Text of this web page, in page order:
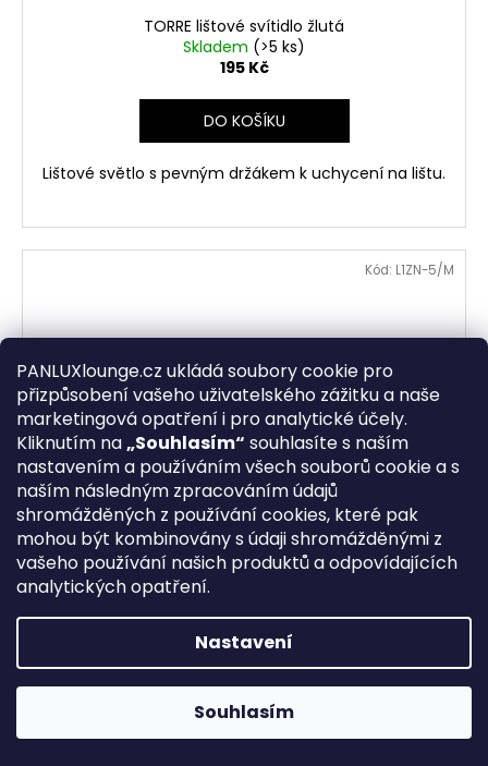
PANLUXlounge.cz ukládá soubory cookie pro
přizpůsobení vašeho uživatelského zážitku a naše
marketingová opatření i pro analytické účely.
Kliknutím na„Souhlasím“ souhlasíte s naším
nastavením a používáním všech souborů cookie a s
naším následným zpracováním údajů
shromážděných z používání cookies, které pak
mohou být kombinovány s údaji shromážděnými z
vašeho používání našich produktů a odpovídajících
analytických opatření.
Nastavení
Souhlasím
TORRE lištové svítidlo žlutá
Skladem (>5 ks)
195 Kč
DO KOŠÍKU
Lištové světlo s pevným držákem k uchycení na lištu.
TUBO nastavitelné lištové svítidlo, modrá
Skladem(>5 ks)
710 Kč
DO KOŠÍKU
Kód: L1ZN-5/M